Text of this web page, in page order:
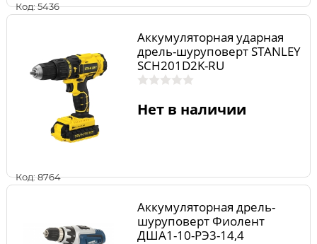
Код: 5436
Код: 8764
Аккумуляторная ударная
дрель-шуруповерт STANLEY
SCH201D2K-RU
Нет в наличии
Аккумуляторная дрель-
шуруповерт Фиолент
ДША1-10-РЭ3-14,4